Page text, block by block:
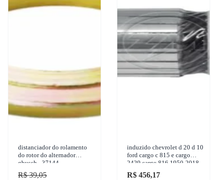
distanciador do rolamento
do rotor do alternador
gbusch - 37144
R$ 39,05
induzido chevrolet d 20 d 10
ford cargo c 815 e cargo
2429 cargo 816 1950-2018
z.m. - 83.132.01
R$ 456,17